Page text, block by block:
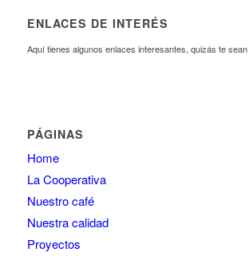
ENLACES DE INTERÉS
Aquí tienes algunos enlaces interesantes, quizás te sean
PÁGINAS
Home
La Cooperativa
Nuestro café
Nuestra calidad
Proyectos